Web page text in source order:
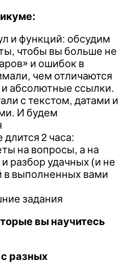
и функций: обсудим
чтобы вы больше не
и ошибок в
чем отличаются
абсолютные ссылки.
с текстом, датами и
И будем
2 часа:
на вопросы, а на
разбор удачных (и не
в выполненных вами
задания
вы научитесь
разных